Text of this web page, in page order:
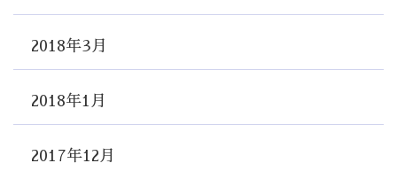
2018年3月
2018年1月
2017年12月